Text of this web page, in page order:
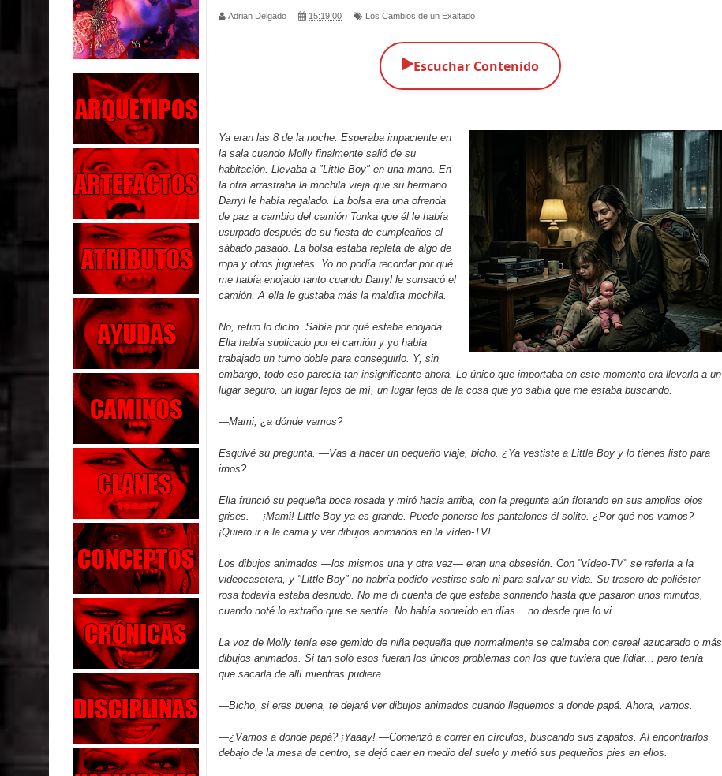
Parte 02: Los Muertos Gobiernan a los Vivos
Parte 01: Escondido a Plena Luz
Parte 02: El Enemigo de mi Enemigo
Parte 06: Coletazos
Parte 05: Los Horrores del Infierno
Parte 04: Oídos Sordos
Parte 03: La Traición
Parte 02: Vuelve el Hijo Prodigo
Parte 03: Reflexiones
Adrian Delgado 15:19:00 Los Cambios de un Exaltado
▶️Escuchar Contenido
Ya eran las 8 de la noche. Esperaba impaciente en
la sala cuando Molly finalmente salió de su
habitación. Llevaba a "Little Boy" en una mano. En
la otra arrastraba la mochila vieja que su hermano
Darryl le había regalado. La bolsa era una ofrenda
de paz a cambio del camión Tonka que él le había
usurpado después de su fiesta de cumpleaños el
sábado pasado. La bolsa estaba repleta de algo de
ropa y otros juguetes. Yo no podía recordar por qué
me había enojado tanto cuando Darryl le sonsacó el
camión. A ella le gustaba más la maldita mochila.
No, retiro lo dicho. Sabía por qué estaba enojada.
Ella había suplicado por el camión y yo había
trabajado un turno doble para conseguirlo. Y, sin
embargo, todo eso parecía tan insignificante ahora. Lo único que importaba en este momento era llevarla a un
lugar seguro, un lugar lejos de mí, un lugar lejos de la cosa que yo sabía que me estaba buscando.
—Mami, ¿a dónde vamos?
Esquivé su pregunta. —Vas a hacer un pequeño viaje, bicho. ¿Ya vestiste a Little Boy y lo tienes listo para
irnos?
Ella frunció su pequeña boca rosada y miró hacia arriba, con la pregunta aún flotando en sus amplios ojos
grises. —¡Mami! Little Boy ya es grande. Puede ponerse los pantalones él solito. ¿Por qué nos vamos?
¡Quiero ir a la cama y ver dibujos animados en la vídeo-TV!
Los dibujos animados —los mismos una y otra vez— eran una obsesión. Con "vídeo-TV" se refería a la
videocasetera, y "Little Boy" no habría podido vestirse solo ni para salvar su vida. Su trasero de poliéster
rosa todavía estaba desnudo. No me di cuenta de que estaba sonriendo hasta que pasaron unos minutos,
cuando noté lo extraño que se sentía. No había sonreído en días... no desde que lo vi.
La voz de Molly tenía ese gemido de niña pequeña que normalmente se calmaba con cereal azucarado o más
dibujos animados. Si tan solo esos fueran los únicos problemas con los que tuviera que lidiar... pero tenía
que sacarla de allí mientras pudiera.
—Bicho, si eres buena, te dejaré ver dibujos animados cuando lleguemos a donde papá. Ahora, vamos.
—¿Vamos a donde papá? ¡Yaaay! —Comenzó a correr en círculos, buscando sus zapatos. Al encontrarlos
debajo de la mesa de centro, se dejó caer en medio del suelo y metió sus pequeños pies en ellos.